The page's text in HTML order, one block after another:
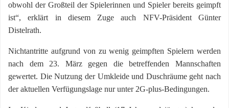
obwohl der Großteil der Spielerinnen und Spieler bereits geimpft
ist“, erklärt in diesem Zuge auch NFV-Präsident Günter
Distelrath.
Nichtantritte aufgrund von zu wenig geimpften Spielern werden
nach dem 23. März gegen die betreffenden Mannschaften
gewertet. Die Nutzung der Umkleide und Duschräume geht nach
der aktuellen Verfügungslage nur unter 2G-plus-Bedingungen.